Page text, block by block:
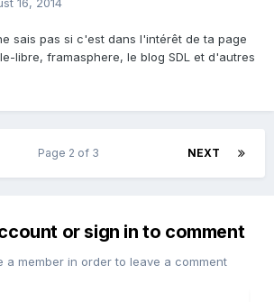
16, 2014
sais pas si c'est dans l'intérêt de ta page
libre, framasphere, le blog SDL et d'autres
NEXT
Page 2 of 3
or sign in to comment
a member in order to leave a comment